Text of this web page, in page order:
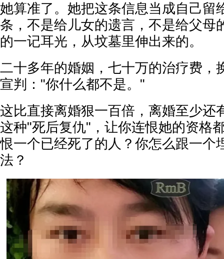
她算准了。她把这条信息当成自己留
条，不是给儿女的遗言，不是给父母
的一记耳光，从坟墓里伸出来的。
二十多年的婚姻，七十万的治疗费，
宣判："你什么都不是。"
这比直接离婚狠一百倍，离婚至少还
这种"死后复仇"，让你连恨她的资格
恨一个已经死了的人？你怎么跟一个
法？